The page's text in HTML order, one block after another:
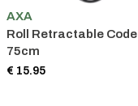
AXA
Roll Retractable Code
75cm
€ 15.95